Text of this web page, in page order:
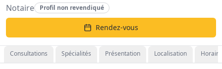
Notaire Profil non revendiqué
Rendez-vous
Consultations Spécialités Présentation Localisation